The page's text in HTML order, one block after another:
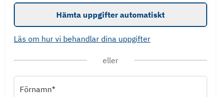
Hämta uppgifter automatiskt
Läs om hur vi behandlar dina uppgifter
eller
Förnamn*